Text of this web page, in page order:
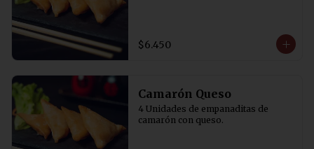
$6.450
Camarón Queso
4 Unidades de empanaditas de
camarón con queso.